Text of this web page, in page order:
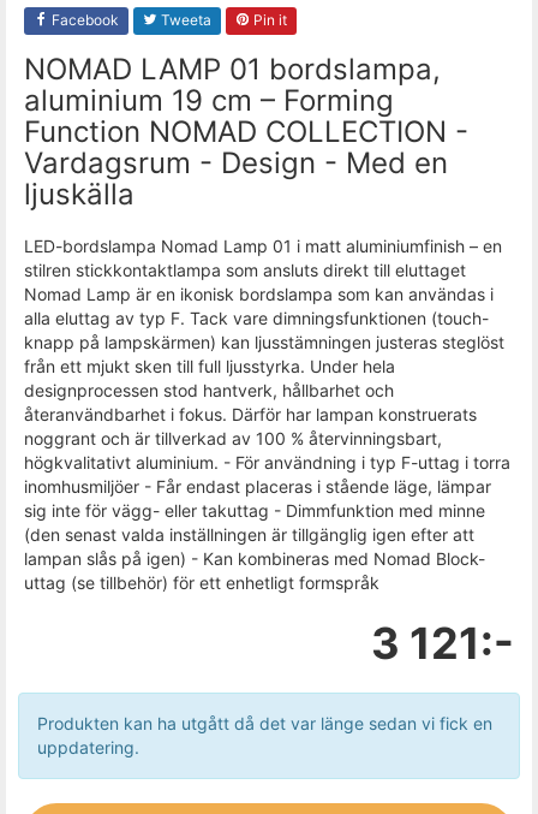
Facebook Tweeta Pin it
NOMAD LAMP 01 bordslampa,
aluminium 19 cm – Forming
Function NOMAD COLLECTION -
Vardagsrum - Design - Med en
ljuskälla
LED-bordslampa Nomad Lamp 01 i matt aluminiumfinish – en
stilren stickkontaktlampa som ansluts direkt till eluttaget
Nomad Lamp är en ikonisk bordslampa som kan användas i
alla eluttag av typ F. Tack vare dimningsfunktionen (touch-
knapp på lampskärmen) kan ljusstämningen justeras steglöst
från ett mjukt sken till full ljusstyrka. Under hela
designprocessen stod hantverk, hållbarhet och
återanvändbarhet i fokus. Därför har lampan konstruerats
noggrant och är tillverkad av 100 % återvinningsbart,
högkvalitativt aluminium. - För användning i typ F-uttag i torra
inomhusmiljöer - Får endast placeras i stående läge, lämpar
sig inte för vägg- eller takuttag - Dimmfunktion med minne
(den senast valda inställningen är tillgänglig igen efter att
lampan slås på igen) - Kan kombineras med Nomad Block-
uttag (se tillbehör) för ett enhetligt formspråk
3 121:-
Produkten kan ha utgått då det var länge sedan vi fick en
uppdatering.